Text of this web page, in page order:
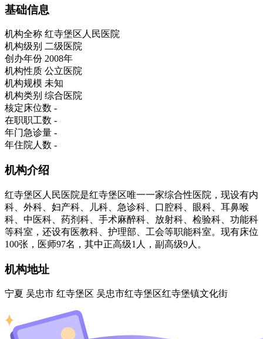
基础信息
机构全称 红寺堡区人民医院
机构级别 二级医院
创办年份 2008年
机构性质 公立医院
机构规模 未知
机构类别 综合医院
核定床位数 -
在职职工数 -
年门急诊量 -
年住院人数 -
机构介绍
红寺堡区人民医院是红寺堡区唯一一家综合性医院，现设有内
科、外科、妇产科、儿科、急诊科、口腔科、眼科、耳鼻喉
科、中医科、药剂科、手术麻醉科、放射科、检验科、功能科
等科室，还设有医教科、护理部、工会等职能科室。现有床位
100张，医师97名，其中正高级1人，副高级9人。
机构地址
宁夏 吴忠市 红寺堡区 吴忠市红寺堡区红寺堡镇文化街